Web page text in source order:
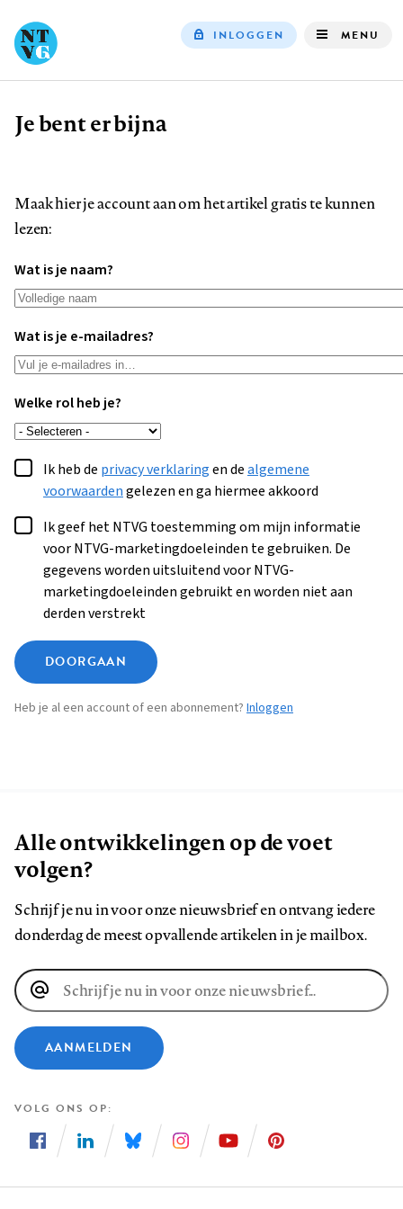
INLOGGEN MENU
Kruimelpad
Je bent er bijna
Maak hier je account aan om het artikel gratis te kunnen
lezen:
Wat is je naam?
Wat is je e-mailadres?
Welke rol heb je?
Ik heb de privacy verklaringen dealgemene
voorwaardengelezen en ga hiermee akkoord
Ik geef het NTVG toestemming om mijn informatie
voor NTVG-marketingdoeleinden te gebruiken. De
gegevens worden uitsluitend voor NTVG-
marketingdoeleinden gebruikt en worden niet aan
derden verstrekt
DOORGAAN
Heb je al een account of een abonnement? Inloggen
Alle ontwikkelingen op de voet
volgen?
Schrijf je nu in voor onze nieuwsbrief en ontvang iedere
donderdag de meest opvallende artikelen in je mailbox.
E-
mailadres
AANMELDEN
VOLG ONS OP
ons
ons
ons
ons
ons
ons